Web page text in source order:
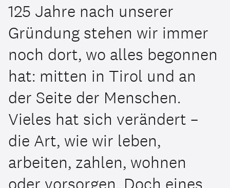
125 Jahre nach unserer
Gründung stehen wir immer
noch dort, wo alles begonnen
hat: mitten in Tirol und an
der Seite der Menschen.
Vieles hat sich verändert –
die Art, wie wir leben,
arbeiten, zahlen, wohnen
oder vorsorgen. Doch eines